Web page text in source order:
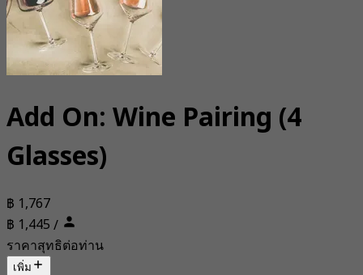
Add On: Wine Pairing (4
Glasses)
฿ 1,767
฿ 1,445 /
ราคาสุทธิต่อท่าน
เพิ่ม